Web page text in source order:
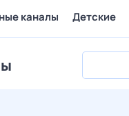
каналы Детские